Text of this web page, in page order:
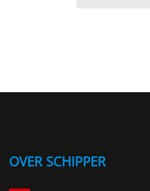
OVER SCHIPPER